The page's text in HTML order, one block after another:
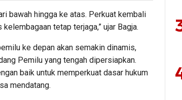
bawah hingga ke atas. Perkuat kembali
tetap terjaga,” ujar Bagja.
ke depan akan semakin dinamis,
Pemilu yang tengah dipersiapkan.
baik untuk memperkuat dasar hukum
mendatang.